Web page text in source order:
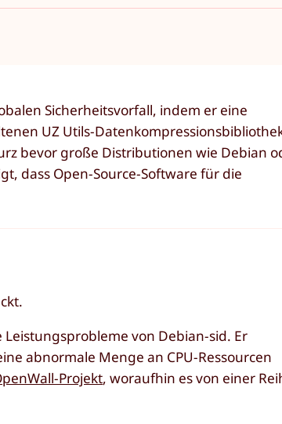
Sicherheitsvorfall, indem er eine
UZ Utils-
bevor große Distributionen wie Debian
dass Open-Source-Software für die
von Debian-sid. Er
abnormale Menge an CPU-Ressourcen
Projekt, woraufhin es von einer